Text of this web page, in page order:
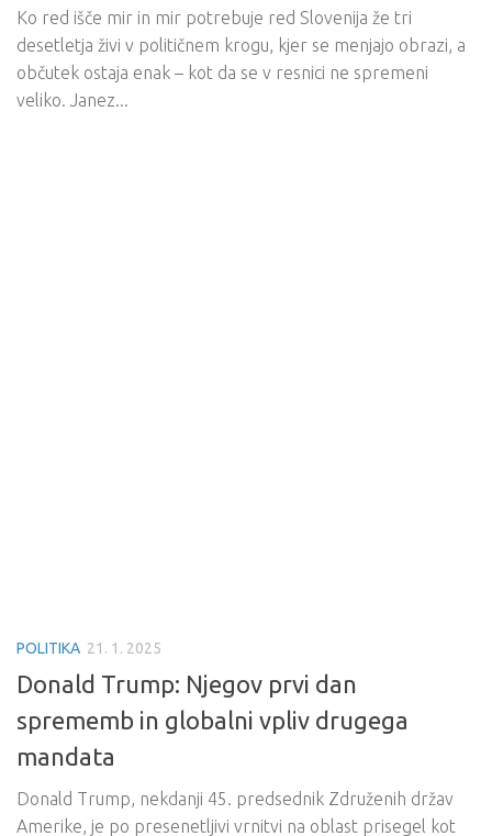
Ko red išče mir in mir potrebuje red Slovenija že tri
desetletja živi v političnem krogu, kjer se menjajo obrazi, a
občutek ostaja enak – kot da se v resnici ne spremeni
veliko. Janez...
POLITIKA 21. 1. 2025
Donald Trump: Njegov prvi dan
sprememb in globalni vpliv drugega
mandata
Donald Trump, nekdanji 45. predsednik Združenih držav
Amerike, je po presenetljivi vrnitvi na oblast prisegel kot